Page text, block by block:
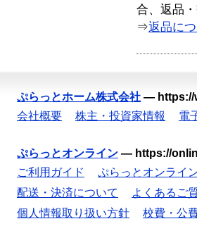
合、返品
⇒返品に
ぷらっとホーム株式会社 —
会社概要
株主・投資家情報 電
ぷらっとオンライン — https://
ご利用ガイド
ぷらっとオンライ
配送・決済について
よくあるご
個人情報取り扱い方針
校費・公